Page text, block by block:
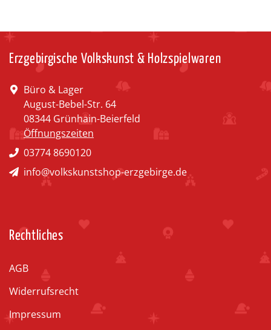
Erzgebirgische Volkskunst & Holzspielwaren
Büro & Lager
August-Bebel-Str. 64
08344 Grünhain-Beierfeld
Öffnungszeiten
03774 8690120
info@volkskunstshop-erzgebirge.de
Rechtliches
AGB
Widerrufsrecht
Impressum